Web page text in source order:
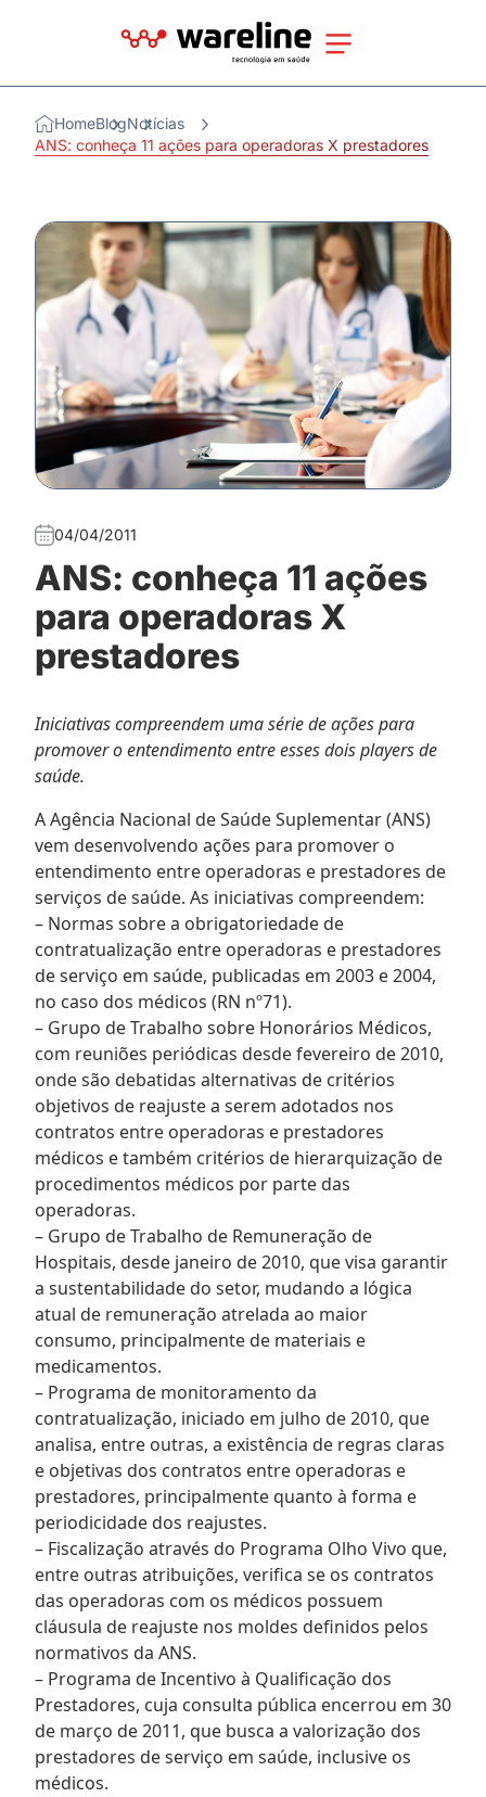
HomeBlogNotícias
ANS: conheça 11 ações para operadoras X prestadores
04/04/2011
ANS: conheça 11 ações
para operadoras X
prestadores
Iniciativas compreendem uma série de ações para
promover o entendimento entre esses dois players de
saúde.
A Agência Nacional de Saúde Suplementar (ANS)
vem desenvolvendo ações para promover o
entendimento entre operadoras e prestadores de
serviços de saúde. As iniciativas compreendem:
– Normas sobre a obrigatoriedade de
contratualização entre operadoras e prestadores
de serviço em saúde, publicadas em 2003 e 2004,
no caso dos médicos (RN nº71).
– Grupo de Trabalho sobre Honorários Médicos,
com reuniões periódicas desde fevereiro de 2010,
onde são debatidas alternativas de critérios
objetivos de reajuste a serem adotados nos
contratos entre operadoras e prestadores
médicos e também critérios de hierarquização de
procedimentos médicos por parte das
operadoras.
– Grupo de Trabalho de Remuneração de
Hospitais, desde janeiro de 2010, que visa garantir
a sustentabilidade do setor, mudando a lógica
atual de remuneração atrelada ao maior
consumo, principalmente de materiais e
medicamentos.
– Programa de monitoramento da
contratualização, iniciado em julho de 2010, que
analisa, entre outras, a existência de regras claras
e objetivas dos contratos entre operadoras e
prestadores, principalmente quanto à forma e
periodicidade dos reajustes.
– Fiscalização através do Programa Olho Vivo que,
entre outras atribuições, verifica se os contratos
das operadoras com os médicos possuem
cláusula de reajuste nos moldes definidos pelos
normativos da ANS.
– Programa de Incentivo à Qualificação dos
Prestadores, cuja consulta pública encerrou em 30
de março de 2011, que busca a valorização dos
prestadores de serviço em saúde, inclusive os
médicos.